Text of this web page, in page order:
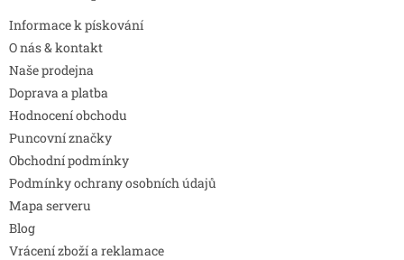
Informace k pískování
O nás & kontakt
Naše prodejna
Doprava a platba
Hodnocení obchodu
Puncovní značky
Obchodní podmínky
Podmínky ochrany osobních údajů
Mapa serveru
Blog
Vrácení zboží a reklamace